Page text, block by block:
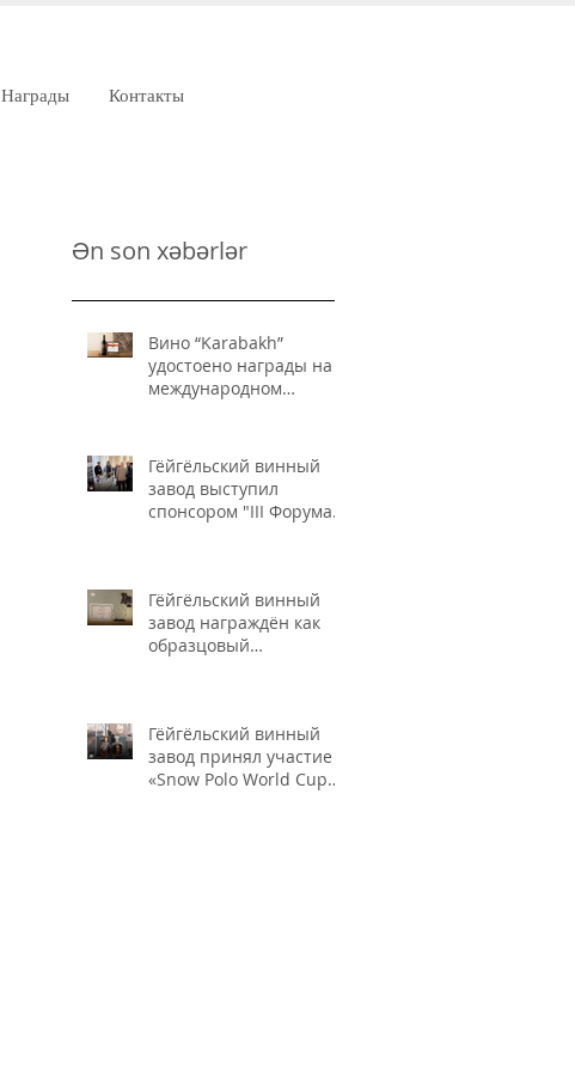
Награды Контакты
Ən son xəbərlər
Вино “Karabakh”
удостоено награды на
международном
Гёйгёльский винный
завод выступил
спонсором "III Форума
продуктов"
Гёйгёльский винный
завод награждён как
образцовый
Гёйгёльский винный
завод принял участие в
«Snow Polo World Cup